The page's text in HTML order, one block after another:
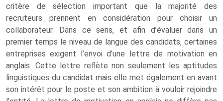
critère de sélection important que la majorité des
recruteurs prennent en considération pour choisir un
collaborateur. Dans ce sens, et afin d’évaluer dans un
premier temps le niveau de langue des candidats, certaines
entreprises exigent l’envoi d’une lettre de motivation en
anglais. Cette lettre reflète non seulement les aptitudes
linguistiques du candidat mais elle met également en avant
son intérêt pour le poste et son ambition à vouloir rejoindre